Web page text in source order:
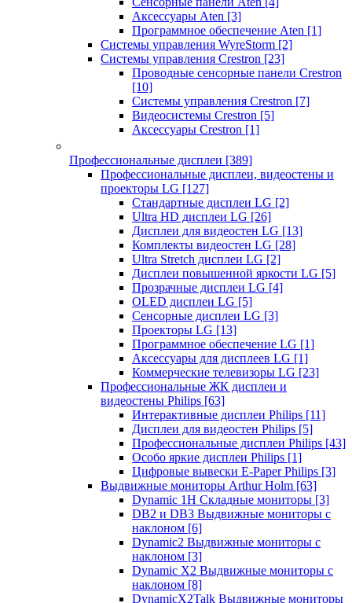
Аксессуары Aten [3]
Программное обеспечение Aten [1]
Системы управления WyreStorm [2]
Системы управления Crestron [23]
Проводные сенсорные панели Crestron
[10]
Системы управления Crestron [7]
Видеосистемы Crestron [5]
Аксессуары Crestron [1]
Профессиональные дисплеи [389]
Профессиональные дисплеи, видеостены и
проекторы LG [127]
Стандартные дисплеи LG [2]
Ultra HD дисплеи LG [26]
Дисплеи для видеостен LG [13]
Комплекты видеостен LG [28]
Ultra Stretch дисплеи LG [2]
Дисплеи повышенной яркости LG [5]
Прозрачные дисплеи LG [4]
OLED дисплеи LG [5]
Сенсорные дисплеи LG [3]
Проекторы LG [13]
Программное обеспечение LG [1]
Аксессуары для дисплеев LG [1]
Коммерческие телевизоры LG [23]
Профессиональные ЖК дисплеи и
видеостены Philips [63]
Интерактивные дисплеи Philips [11]
Дисплеи для видеостен Philips [5]
Профессиональные дисплеи Philips [43]
Особо яркие дисплеи Philips [1]
Цифровые вывески E-Paper Philips [3]
Выдвижные мониторы Arthur Holm [63]
Dynamic 1Н Складные мониторы [3]
DB2 и DB3 Выдвижные мониторы с
наклоном [6]
Dynamic2 Выдвижные мониторы с
наклоном [3]
Dynamic X2 Выдвижные мониторы с
наклоном [8]
DynamicX2Talk Выдвижные мониторы